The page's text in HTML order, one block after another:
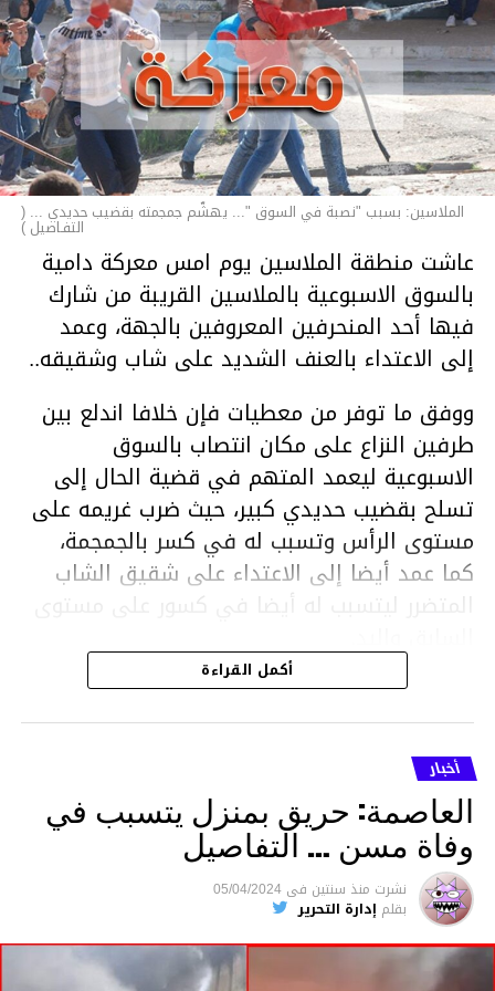
الملاسين: بسبب "نصبة في السوق "... يهشّم جمجمته بقضيب حديدي ... (
التفـاصيل )
عاشت منطقة الملاسين يوم امس معركة دامية
بالسوق الاسبوعية بالملاسين القريبة من شارك
فيها أحد المنحرفين المعروفين بالجهة، وعمد
إلى الاعتداء بالعنف الشديد على شاب وشقيقه..
ووفق ما توفر من معطيات فإن خلافا اندلع بين
طرفين النزاع على مكان انتصاب بالسوق
الاسبوعية ليعمد المتهم في قضية الحال إلى
تسلح بقضيب حديدي كبير، حيث ضرب غريمه على
مستوى الرأس وتسبب له في كسر بالجمجمة،
كما عمد أيضا إلى الاعتداء على شقيق الشاب
المتضرر ليتسبب له أيضا في كسور على مستوى
هذا وقد تمكن أعوان مركز الأمن الوطني بحي
هلال في توقيت قياسي من محاصرة المشتبه به
والقبض عليه وإحالته على التحقيق في خصوص
ما نُسبه إليه.
متابعة
قسم الاخبار
أكمل القراءة
أخبار
العاصمة: حريق بمنزل يتسبب في
وفاة مسن … التفاصيل
نشرت منذ سنتين فى 05/04/2024
بقلم إدارة التحرير